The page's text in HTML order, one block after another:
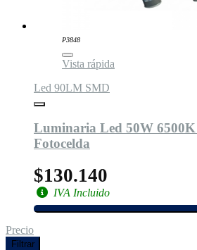
P3848
Vista rápida
Led 90LM SMD
Luminaria Led 50W
Fotocelda
$130.140
IVA Incluido
Precio
Filtrar